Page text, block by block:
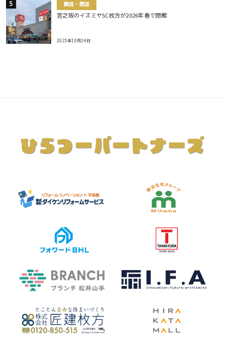
開店・閉店
宮之阪のイズミヤSC枚方が2026年春で閉館
2025年10月24日